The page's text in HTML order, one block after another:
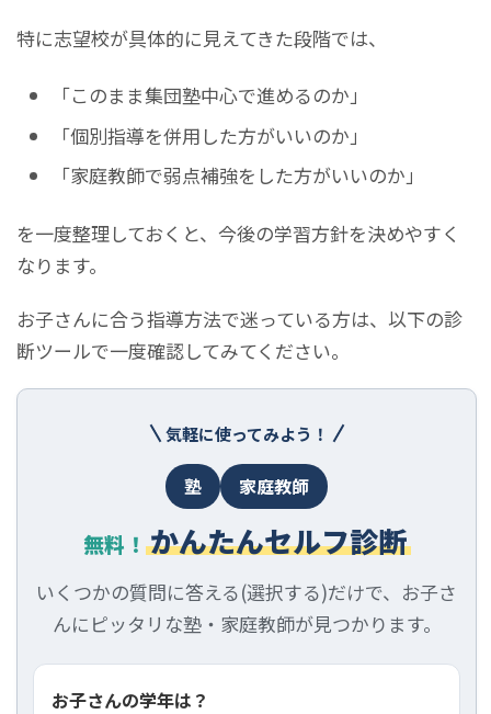
特に志望校が具体的に見えてきた段階では、
「このまま集団塾中心で進めるのか」
「個別指導を併用した方がいいのか」
「家庭教師で弱点補強をした方がいいのか」
を一度整理しておくと、今後の学習方針を決めやすく
なります。
お子さんに合う指導方法で迷っている方は、以下の診
断ツールで一度確認してみてください。
気軽に使ってみよう！
塾 家庭教師
無料！ かんたんセルフ診断
いくつかの質問に答える(選択する)だけで、お子さ
んにピッタリな塾・家庭教師が見つかります。
お子さんの学年は？